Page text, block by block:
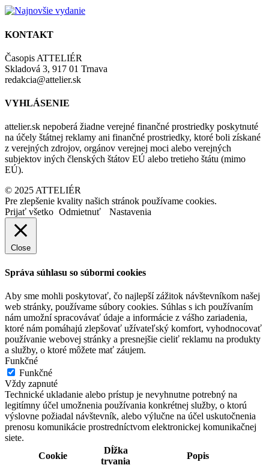
KONTAKT
Časopis ATTELIÉR
Skladová 3, 917 01 Trnava
redakcia@attelier.sk
VYHLÁSENIE
attelier.sk nepoberá žiadne verejné finančné prostriedky poskytnuté
na účely štátnej reklamy ani finančné prostriedky, ktoré boli získané
z verejných zdrojov, orgánov verejnej moci alebo verejných
subjektov iných členských štátov EÚ alebo tretieho štátu (mimo
EÚ).
© 2025 ATTELIÉR
Pre zlepšenie kvality našich stránok používame cookies.
Prijať všetko Odmietnuť Nastavenia
Close
Správa súhlasu so súbormi cookies
Aby sme mohli poskytovať, čo najlepší zážitok návštevníkom našej
web stránky, používame súbory cookies. Súhlas s ich používaním
nám umožní spracovávať údaje a informácie z vášho zariadenia,
ktoré nám pomáhajú zlepšovať užívateľský komfort, vyhodnocovať
používanie webovej stránky a presnejšie cieliť reklamu na produkty
a služby, o ktoré môžete mať záujem.
Funkčné
Funkčné
Vždy zapnuté
Technické ukladanie alebo prístup je nevyhnutne potrebný na
legitímny účel umožnenia používania konkrétnej služby, o ktorú
výslovne požiadal návštevník, alebo výlučne na účel uskutočnenia
prenosu komunikácie prostredníctvom elektronickej komunikačnej
siete.
Cookie
Dĺžka
trvania
Popis